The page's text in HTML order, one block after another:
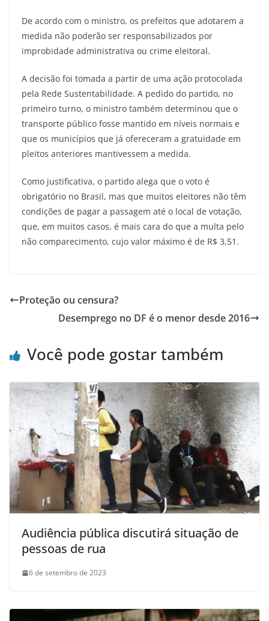
De acordo com o ministro, os prefeitos que adotarem a
medida não poderão ser responsabilizados por
improbidade administrativa ou crime eleitoral.
A decisão foi tomada a partir de uma ação protocolada
pela Rede Sustentabilidade. A pedido do partido, no
primeiro turno, o ministro também determinou que o
transporte público fosse mantido em níveis normais e
que os municípios que já ofereceram a gratuidade em
pleitos anteriores mantivessem a medida.
Como justificativa, o partido alega que o voto é
obrigatório no Brasil, mas que muitos eleitores não têm
condições de pagar a passagem até o local de votação,
que, em muitos casos, é mais cara do que a multa pelo
não comparecimento, cujo valor máximo é de R$ 3,51.
Proteção ou censura?
Desemprego no DF é o menor desde 2016
Você pode gostar também
Audiência pública discutirá situação de
pessoas de rua
6 de setembro de 2023